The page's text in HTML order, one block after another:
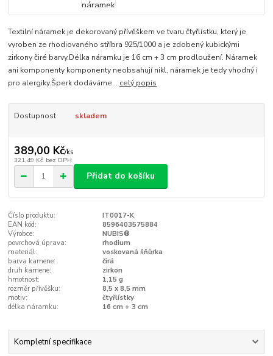
Textilní náramek je dekorovaný přívěškem ve tvaru čtyřlístku, který je
vyroben ze rhodiovaného stříbra 925/1000 a je zdobený kubickými
zirkony čiré barvy.Délka náramku je 16 cm + 3 cm prodloužení. Náramek
ani komponenty komponenty neobsahují nikl, náramek je tedy vhodný i
pro alergiky.Šperk dodáváme... celý popis
Dostupnost skladem
389,00 Kč/ks
321,49 Kč bez DPH
Přidat do košíku
Číslo produktu:
IT0017-K
EAN kód:
8596403575884
Výrobce:
NUBIS®
povrchová úprava:
rhodium
materiál:
voskovaná šňůrka
barva kamene:
čirá
druh kamene:
zirkon
hmotnost:
1,15 g
rozměr přívěšku:
8,5 x 8,5 mm
motiv:
čtyřlístky
délka náramku:
16 cm + 3 cm
Kompletní specifikace